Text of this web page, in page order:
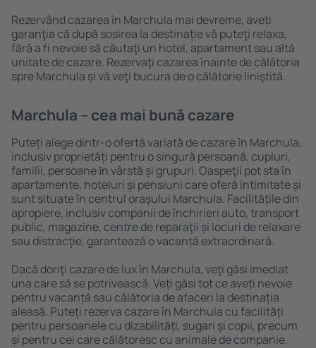
Rezervând cazarea în Marchula mai devreme, aveți
garanţia că după sosirea la destinație vă puteţi relaxa,
fără a fi nevoie să căutaţi un hotel, apartament sau altă
unitate de cazare. Rezervaţi cazarea înainte de călătoria
spre Marchula și vă veţi bucura de o călătorie liniştită.
Marchula – cea mai bună cazare
Puteți alege dintr-o ofertă variată de cazare în Marchula,
inclusiv proprietăți pentru o singură persoană, cupluri,
familii, persoane ȋn vârstă și grupuri. Oaspeţii pot sta în
apartamente, hoteluri și pensiuni care oferă intimitate și
sunt situate în centrul orașului Marchula. Facilitățile din
apropiere, inclusiv companii de închirieri auto, transport
public, magazine, centre de reparaţii și locuri de relaxare
sau distracţie, garantează o vacanță extraordinară.
Dacă doriţi cazare de lux în Marchula, veţi găsi imediat
una care să se potrivească. Veți găsi tot ce aveți nevoie
pentru vacanță sau călătoria de afaceri la destinația
aleasă. Puteți rezerva cazare în Marchula cu facilități
pentru persoanele cu dizabilități, sugari și copii, precum
și pentru cei care călătoresc cu animale de companie.